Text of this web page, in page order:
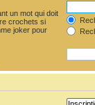
un mot qui doit
crochets si
joker pour